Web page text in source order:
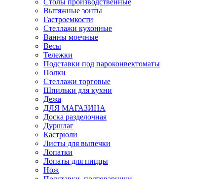
Столы производственные
Вытяжные зонты
Гастроемкости
Стеллажи кухонные
Ванны моечные
Весы
Тележки
Подставки под пароконвектоматы
Полки
Стеллажи торговые
Шпильки для кухни
Дежа
ДЛЯ МАГАЗИНА
Доска разделочная
Дуршлаг
Кастрюли
Листы для выпечки
Лопатки
Лопаты для пиццы
Нож